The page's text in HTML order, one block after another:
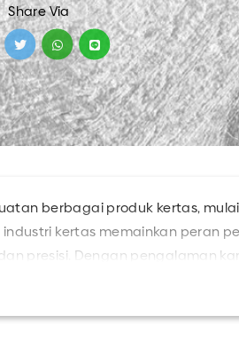
Share Via
berbagai produk kertas,
kertas memainkan peran
presisi. Dengan pengalaman
dengan menyediakan